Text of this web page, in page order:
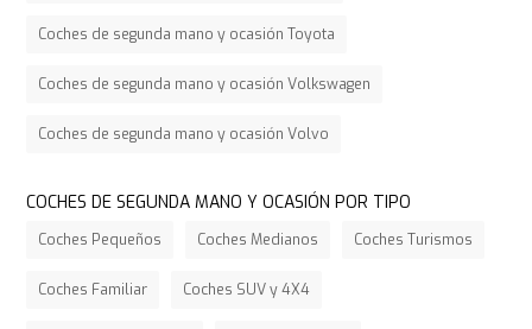
Coches de segunda mano y ocasión Toyota
Coches de segunda mano y ocasión Volkswagen
Coches de segunda mano y ocasión Volvo
COCHES DE SEGUNDA MANO Y OCASIÓN POR TIPO
Coches Pequeños Coches Medianos Coches Turismos
Coches Familiar Coches SUV y 4X4